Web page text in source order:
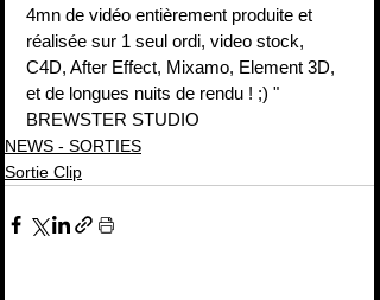
4mn de vidéo entièrement produite et
réalisée sur 1 seul ordi, video stock,
C4D, After Effect, Mixamo, Element 3D,
et de longues nuits de rendu ! ;) "
BREWSTER STUDIO
NEWS - SORTIES
Sortie Clip